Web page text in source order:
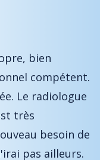
bien
compétent.
Le radiologue
très
besoin de
pas ailleurs.